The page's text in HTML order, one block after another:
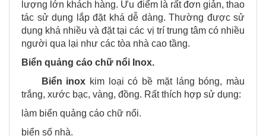
lượng lớn khách hàng. Ưu điểm là rất đơn giản, thao
tác sử dụng lắp đặt khá dễ dàng. Thường được sử
dụng khá nhiều và đặt tại các vị trí trung tâm có nhiều
người qua lại như các tòa nhà cao tầng.
Biển quảng cáo chữ nổi Inox.
Biển inox kim loại có bề mặt láng bóng, màu
trắng, xước bạc, vàng, đồng. Rất thích hợp sử dụng:
làm biển quảng cáo chữ nổi.
biển số nhà.